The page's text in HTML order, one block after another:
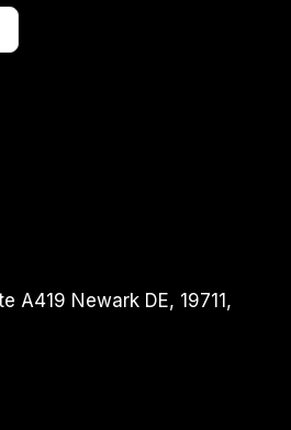
A419 Newark DE, 19711,